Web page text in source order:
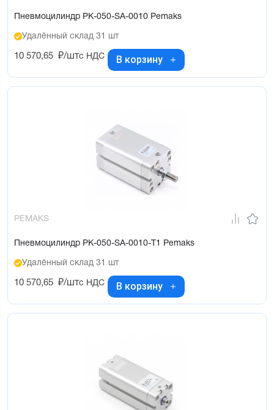
Пневмоцилиндр PK-050-SA-0010 Pemaks
Удалённый склад 31 шт
10 570,65 ₽/штс НДС В корзину
PEMAKS
Пневмоцилиндр PK-050-SA-0010-T1 Pemaks
Удалённый склад 31 шт
10 570,65 ₽/штс НДС В корзину